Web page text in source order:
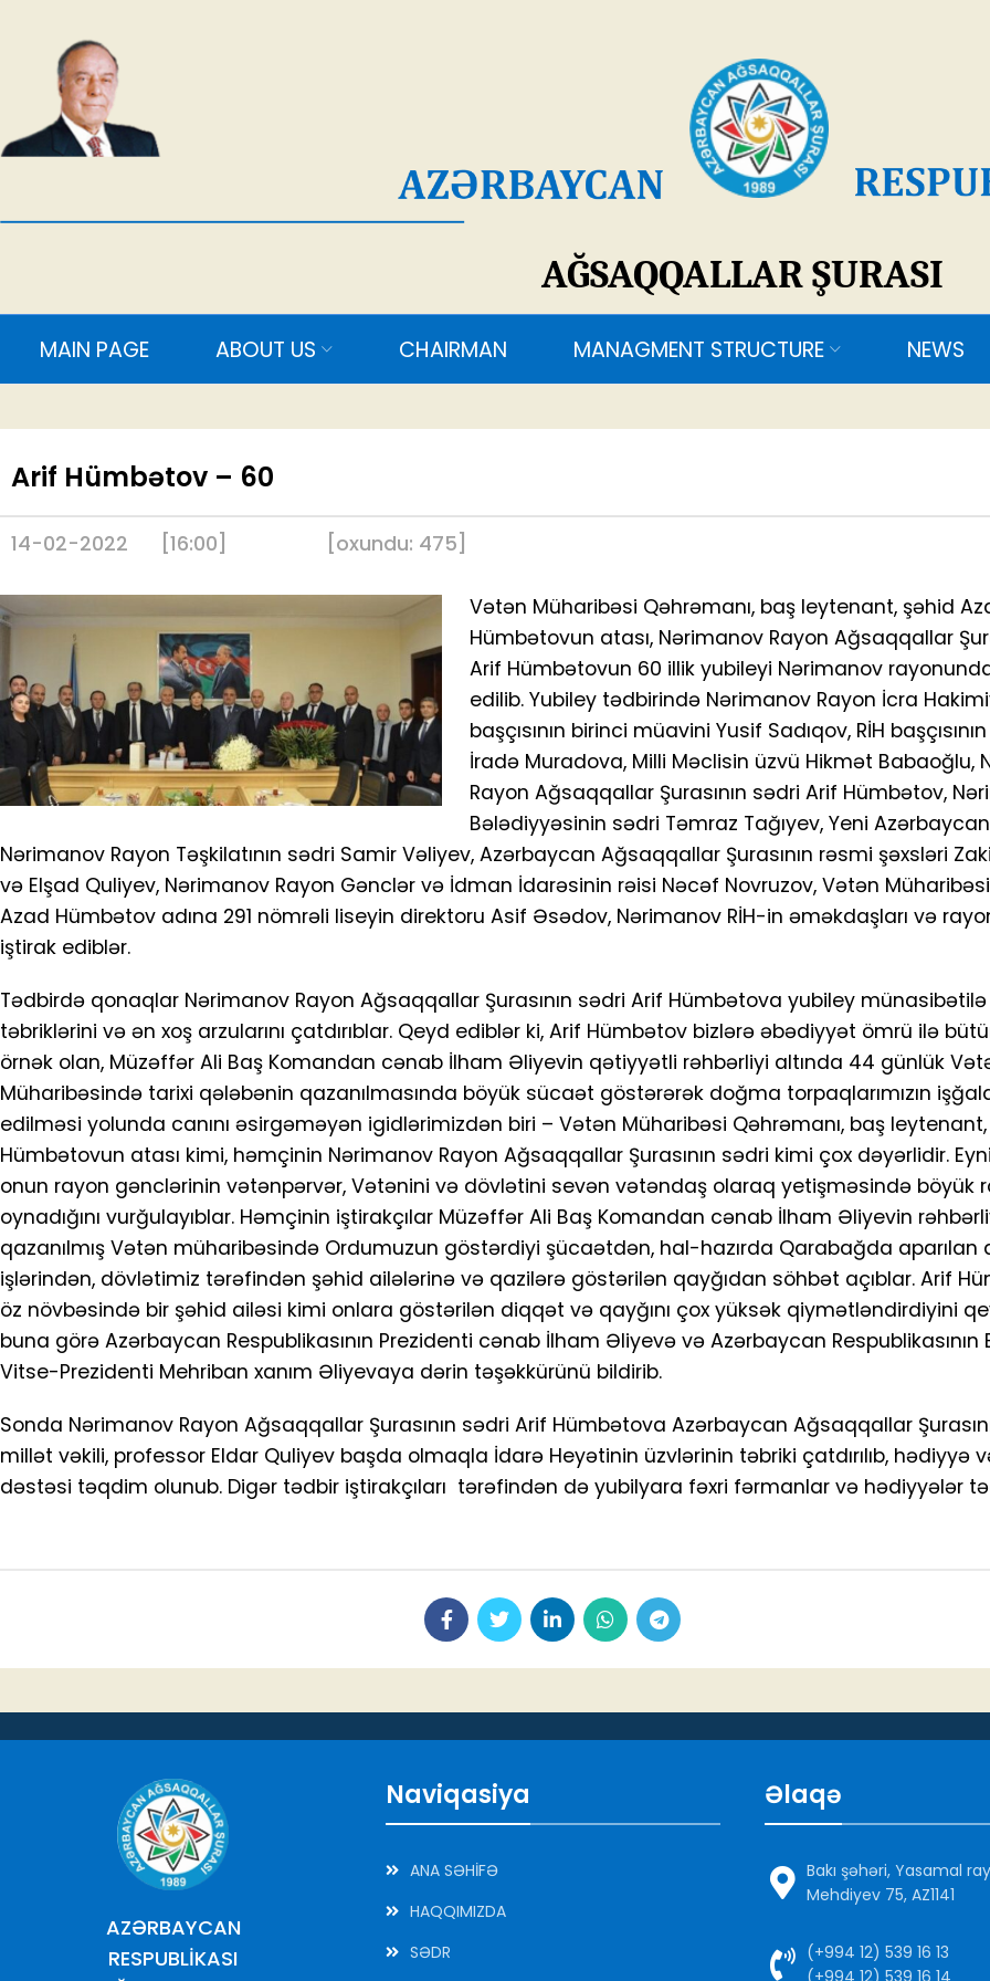
AĞSAQQALLAR ŞURASI
MANAGMENT STRUCTURE NEWS CONTACTS
Arif Hümbətov – 60
14-02-2022 [16:00] [oxundu: 475]
Vətən Müharibəsi Qəhrəmanı, baş leytenant, şəhid
Hümbətovun atası, Nərimanov Rayon Ağsaqqallar
Arif Hümbətovun 60 illik yubileyi Nərimanov
edilib. Yubiley tədbirində Nərimanov Rayon İcra
başçısının birinci müavini Yusif Sadıqov, RİH
İradə Muradova, Milli Məclisin üzvü Hikmət Babaoğlu,
Rayon Ağsaqqallar Şurasının sədri Arif Hümbətov,
Bələdiyyəsinin sədri Təmraz Tağıyev, Yeni
Nərimanov Rayon Təşkilatının sədri Samir Vəliyev, Azərbaycan Ağsaqqallar Şurasının rəsmi şəxsləri
və Elşad Quliyev, Nərimanov Rayon Gənclər və İdman İdarəsinin rəisi Nəcəf Novruzov, Vətən
Azad Hümbətov adına 291 nömrəli liseyin direktoru Asif Əsədov, Nərimanov RİH-in əməkdaşları və
iştirak ediblər.
Tədbirdə qonaqlar Nərimanov Rayon Ağsaqqallar Şurasının sədri Arif Hümbətova yubiley
təbriklərini və ən xoş arzularını çatdırıblar. Qeyd ediblər ki, Arif Hümbətov bizlərə əbədiyyət ömrü ilə
örnək olan, Müzəffər Ali Baş Komandan cənab İlham Əliyevin qətiyyətli rəhbərliyi altında 44 günlük
Müharibəsində tarixi qələbənin qazanılmasında böyük sücaət göstərərək doğma torpaqlarımızın
edilməsi yolunda canını əsirgəməyən igidlərimizdən biri – Vətən Müharibəsi Qəhrəmanı, baş
Hümbətovun atası kimi, həmçinin Nərimanov Rayon Ağsaqqallar Şurasının sədri kimi çox dəyərlidir.
onun rayon gənclərinin vətənpərvər, Vətənini və dövlətini sevən vətəndaş olaraq yetişməsində böyük
oynadığını vurğulayıblar. Həmçinin iştirakçılar Müzəffər Ali Baş Komandan cənab İlham Əliyevin
qazanılmış Vətən müharibəsində Ordumuzun göstərdiyi şücaətdən, hal-hazırda Qarabağda aparılan
işlərindən, dövlətimiz tərəfindən şəhid ailələrinə və qazilərə göstərilən qayğıdan söhbət açıblar. Arif
öz növbəsində bir şəhid ailəsi kimi onlara göstərilən diqqət və qayğını çox yüksək qiymətləndirdiyini
buna görə Azərbaycan Respublikasının Prezidenti cənab İlham Əliyevə və Azərbaycan Respublikasının
Vitse-Prezidenti Mehriban xanım Əliyevaya dərin təşəkkürünü bildirib.
Sonda Nərimanov Rayon Ağsaqqallar Şurasının sədri Arif Hümbətova Azərbaycan Ağsaqqallar
millət vəkili, professor Eldar Quliyev başda olmaqla İdarə Heyətinin üzvlərinin təbriki çatdırılıb, hədiyyə
dəstəsi təqdim olunub. Digər tədbir iştirakçıları tərəfindən də yubilyara fəxri fərmanlar və hədiyyələr
AZƏRBAYCAN
RESPUBLİKASI
Naviqasiya
ANA SƏHİFƏ
HAQQIMIZDA
SƏDR
Əlaqə
Bakı şəhəri, Yasamal
Mehdiyev 75, AZ1141
(+994 12) 539 16 13
(+994 12) 539 16 14